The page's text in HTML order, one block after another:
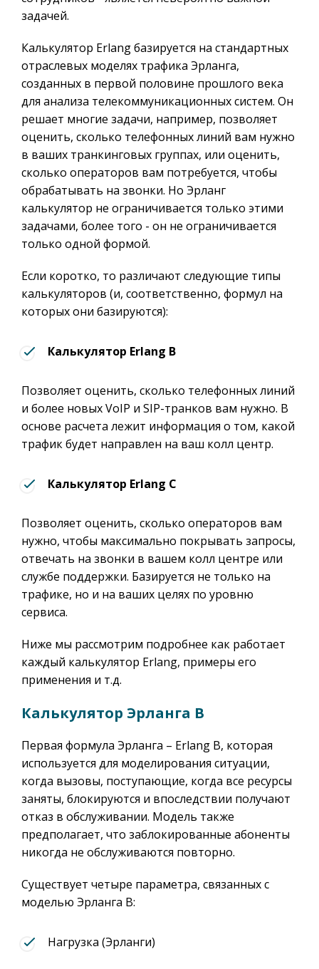
задачей.
Калькулятор Erlang базируется на стандартных
отраслевых моделях трафика Эрланга,
созданных в первой половине прошлого века
для анализа телекоммуникационных систем. Он
решает многие задачи, например, позволяет
оценить, сколько телефонных линий вам нужно
в ваших транкинговых группах, или оценить,
сколько операторов вам потребуется, чтобы
обрабатывать на звонки. Но Эрланг
калькулятор не ограничивается только этими
задачами, более того - он не ограничивается
только одной формой.
Если коротко, то различают следующие типы
калькуляторов (и, соответственно, формул на
которых они базируются):
Калькулятор Erlang B
Позволяет оценить, сколько телефонных линий
и более новых VoIP и SIP-транков вам нужно. В
основе расчета лежит информация о том, какой
трафик будет направлен на ваш колл центр.
Калькулятор Erlang C
Позволяет оценить, сколько операторов вам
нужно, чтобы максимально покрывать запросы,
отвечать на звонки в вашем колл центре или
службе поддержки. Базируется не только на
трафике, но и на ваших целях по уровню
сервиса.
Ниже мы рассмотрим подробнее как работает
каждый калькулятор Erlang, примеры его
применения и т.д.
Калькулятор Эрланга B
Первая формула Эрланга – Erlang B, которая
используется для моделирования ситуации,
когда вызовы, поступающие, когда все ресурсы
заняты, блокируются и впоследствии получают
отказ в обслуживании. Модель также
предполагает, что заблокированные абоненты
никогда не обслуживаются повторно.
Существует четыре параметра, связанных с
моделью Эрланга B:
Нагрузка (Эрланги)